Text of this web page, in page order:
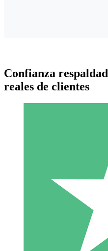
Paquetes de
Paga según el uso con
Confianza
reales de clientes